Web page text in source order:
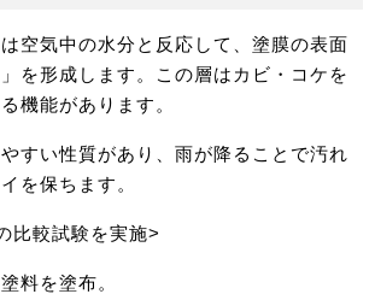
空気中の水分と反応して、塗膜の表面
を形成します。この層はカビ・コケを
機能があります。
すい性質があり、雨が降ることで汚れ
を保ちます。
比較試験を実施>
料を塗布。